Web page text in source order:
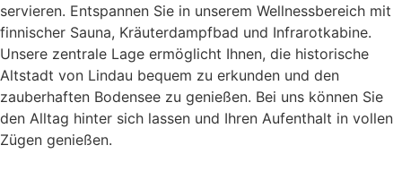
servieren. Entspannen Sie in unserem Wellnessbereich mit
finnischer Sauna, Kräuterdampfbad und Infrarotkabine.
Unsere zentrale Lage ermöglicht Ihnen, die historische
Altstadt von Lindau bequem zu erkunden und den
zauberhaften Bodensee zu genießen. Bei uns können Sie
den Alltag hinter sich lassen und Ihren Aufenthalt in vollen
Zügen genießen.